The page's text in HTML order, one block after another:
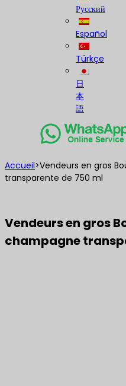
Русский
Español
Türkçe
日
本
語
Accueil>Vendeurs en gros
transparente de 750 ml
Vendeurs en gros
champagne